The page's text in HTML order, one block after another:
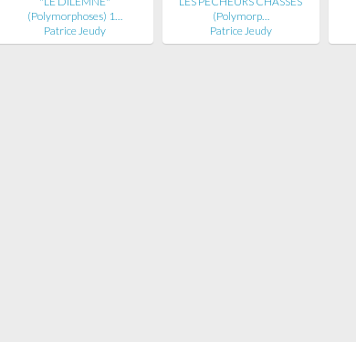
(Polymorphoses) 1…
Patrice Jeudy
(Polymorp…
Patrice Jeudy